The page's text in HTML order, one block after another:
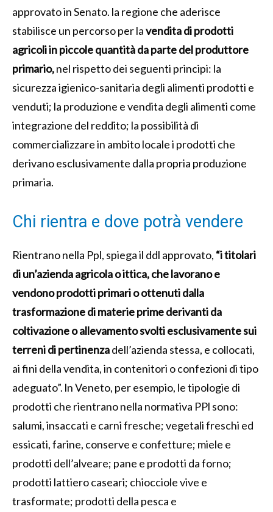
approvato in Senato. la regione che aderisce
stabilisce un percorso per lavendita di prodotti
agricoli in piccole quantità da parte del produttore
primario,nel rispetto dei seguenti principi: la
sicurezza igienico-sanitaria degli alimenti prodotti e
venduti; la produzione e vendita degli alimenti come
integrazione del reddito; la possibilità di
commercializzare in ambito locale i prodotti che
derivano esclusivamente dalla propria produzione
primaria.
Chi rientra e dove potrà vendere
Rientrano nella Ppl, spiega il ddl approvato, “i titolari
di un’azienda agricola o ittica, che lavorano e
vendono prodotti primari o ottenuti dalla
trasformazione di materie prime derivanti da
coltivazione o allevamento svolti esclusivamente sui
terreni di pertinenzadell’azienda stessa, e collocati,
ai fini della vendita, in contenitori o confezioni di tipo
adeguato”. ln Veneto, per esempio, le tipologie di
prodotti che rientrano nella normativa PPl sono:
salumi, insaccati e carni fresche; vegetali freschi ed
essicati, farine, conserve e confetture; miele e
prodotti dell’alveare; pane e prodotti da forno;
prodotti lattiero caseari; chiocciole vive e
trasformate; prodotti della pesca e